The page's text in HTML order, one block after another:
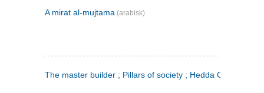
A mirat al-mujtama (arabisk)
The master builder ; Pillars of society ; Hedda Gabler